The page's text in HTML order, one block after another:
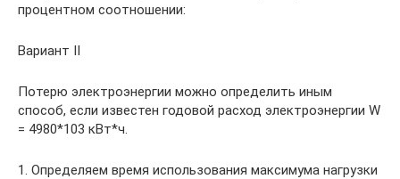
процентном соотношении:
Вариант II
Потерю электроэнергии можно определить иным
способ, если известен годовой расход электроэнергии W
= 4980*103 кВт*ч.
1. Определяем время использования максимума нагрузки